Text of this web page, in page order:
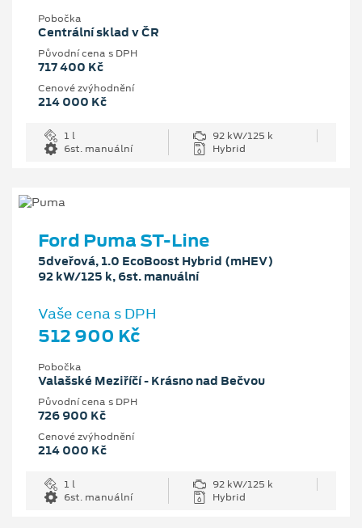
Pobočka
Centrální sklad v ČR
Původní cena s DPH
717 400 Kč
Cenové zvýhodnění
214 000 Kč
1 l
92 kW/125 k
6st. manuální
Hybrid
Ford Puma ST-Line
5dveřová, 1.0 EcoBoost Hybrid (mHEV)
92 kW/125 k, 6st. manuální
Vaše cena s DPH
512 900 Kč
Pobočka
Valašské Meziříčí - Krásno nad Bečvou
Původní cena s DPH
726 900 Kč
Cenové zvýhodnění
214 000 Kč
1 l
92 kW/125 k
6st. manuální
Hybrid